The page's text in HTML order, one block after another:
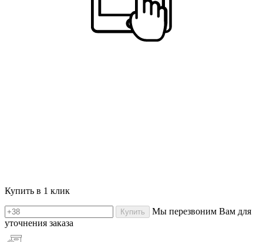
Купить в 1 клик
Купить
Мы перезвоним Вам для
уточнения заказа